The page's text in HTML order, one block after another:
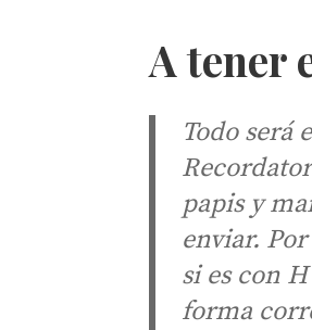
A tener
Todo será
papis y
enviar.
si es con
forma